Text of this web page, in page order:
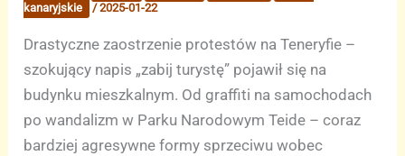
kanaryjskie
/2025-01-22
Drastyczne zaostrzenie protestów na Teneryfie –
szokujący napis „zabij turystę” pojawił się na
budynku mieszkalnym. Od graffiti na samochodach
po wandalizm w Parku Narodowym Teide – coraz
bardziej agresywne formy sprzeciwu wobec